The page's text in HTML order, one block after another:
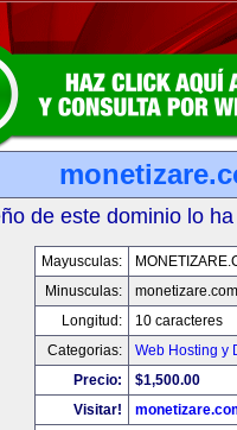
de este dominio lo
Mayusculas:
Minusculas:
monetizare.com
Longitud:
10 caracteres
Categorias:
Web Hosting y
Precio:
$1,500.00
Visitar!